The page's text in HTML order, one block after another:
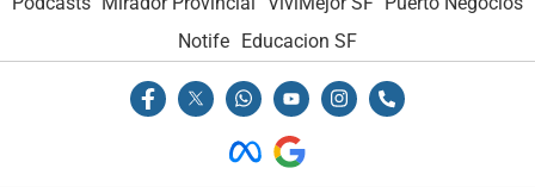
Notife Educacion SF